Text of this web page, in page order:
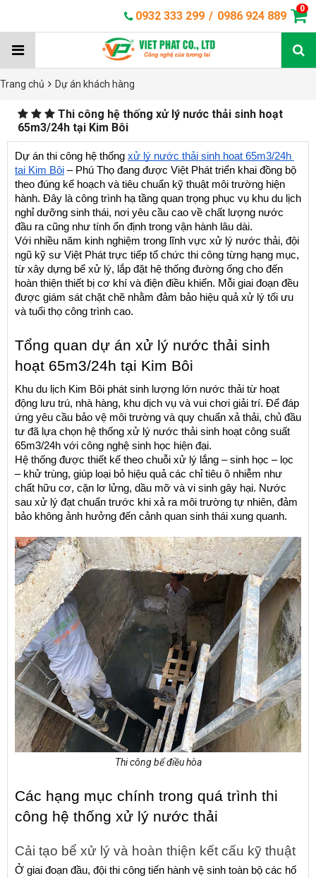
0932 333 299 / 0986 924 889
0
Trang chủ Dự án khách hàng
Thi công hệ thống xử lý nước thải sinh hoạt
65m3/24h tại Kim Bôi
Dự án thi công hệ thống xử lý nước thải sinh hoạt 65m3/24h
tại Kim Bôi – Phú Thọ đang được Việt Phát triển khai đồng bộ
theo đúng kế hoạch và tiêu chuẩn kỹ thuật môi trường hiện
hành. Đây là công trình hạ tầng quan trọng phục vụ khu du lịch
nghỉ dưỡng sinh thái, nơi yêu cầu cao về chất lượng nước
đầu ra cũng như tính ổn định trong vận hành lâu dài.
Với nhiều năm kinh nghiệm trong lĩnh vực xử lý nước thải, đội
ngũ kỹ sư Việt Phát trực tiếp tổ chức thi công từng hạng mục,
từ xây dựng bể xử lý, lắp đặt hệ thống đường ống cho đến
hoàn thiện thiết bị cơ khí và điện điều khiển. Mỗi giai đoạn đều
được giám sát chặt chẽ nhằm đảm bảo hiệu quả xử lý tối ưu
và tuổi thọ công trình cao.
Tổng quan dự án xử lý nước thải sinh
hoạt 65m3/24h tại Kim Bôi
Khu du lịch Kim Bôi phát sinh lượng lớn nước thải từ hoạt
động lưu trú, nhà hàng, khu dịch vụ và vui chơi giải trí. Để đáp
ứng yêu cầu bảo vệ môi trường và quy chuẩn xả thải, chủ đầu
tư đã lựa chọn hệ thống xử lý nước thải sinh hoạt công suất
65m3/24h với công nghệ sinh học hiện đại.
Hệ thống được thiết kế theo chuỗi xử lý lắng – sinh học – lọc
– khử trùng, giúp loại bỏ hiệu quả các chỉ tiêu ô nhiễm như
chất hữu cơ, cặn lơ lửng, dầu mỡ và vi sinh gây hại. Nước
sau xử lý đạt chuẩn trước khi xả ra môi trường tự nhiên, đảm
bảo không ảnh hưởng đến cảnh quan sinh thái xung quanh.
Thi công bể điều hòa
Các hạng mục chính trong quá trình thi
công hệ thống xử lý nước thải
Cải tạo bể xử lý và hoàn thiện kết cấu kỹ thuật
Ở giai đoạn đầu, đội thi công tiến hành vệ sinh toàn bộ các hố